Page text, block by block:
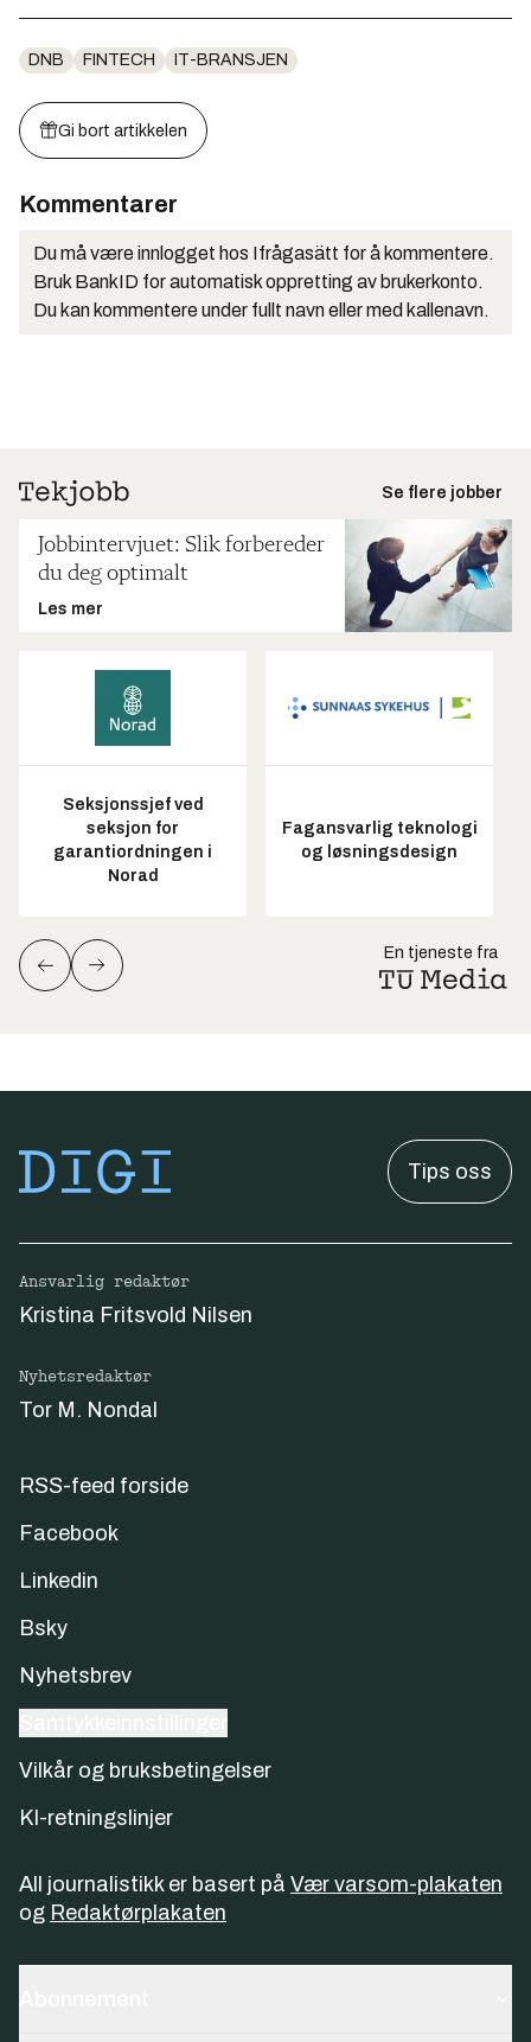
DNB FINTECH IT-BRANSJEN
Gi bort artikkelen
Kommentarer
Du må være innlogget hos Ifrågasätt for å kommentere.
Bruk BankID for automatisk oppretting av brukerkonto.
Du kan kommentere under fullt navn eller med kallenavn.
Se flere jobber
Jobbintervjuet: Slik forbereder
du deg optimalt
Les mer
Seksjonssjef ved
seksjon for
garantiordningen i
Norad
Fagansvarlig teknologi
og løsningsdesign
En tjeneste fra
Tips oss
Ansvarlig redaktør
Kristina Fritsvold Nilsen
Nyhetsredaktør
Tor M. Nondal
RSS-feed forside
Facebook
Linkedin
Bsky
Nyhetsbrev
Vilkår og bruksbetingelser
KI-retningslinjer
All journalistikk er basert på Vær varsom-plakaten
og Redaktørplakaten